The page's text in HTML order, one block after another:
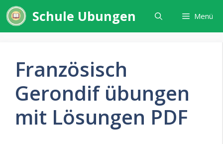
Zum
Inhalt
springen
Schule Ubungen Menü
Französisch
Gerondif übungen
mit Lösungen PDF